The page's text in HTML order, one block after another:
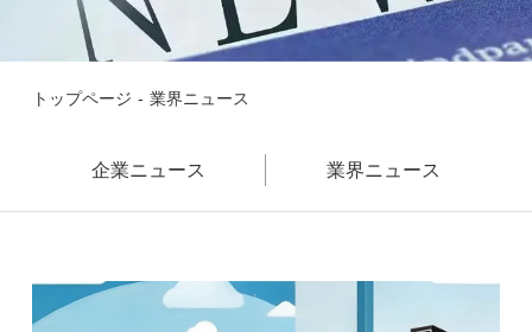
トップページ - 業界ニュース
企業ニュース 業界ニュース